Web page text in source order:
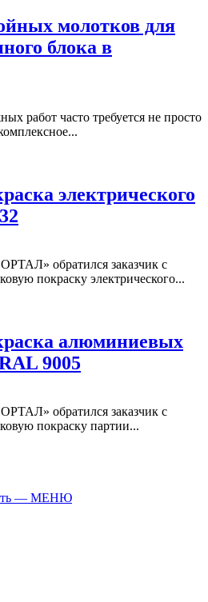
молотков для
блока в
работ часто требуется не просто
электрического
обратился заказчик с
покраску электрического...
алюминиевых
9005
обратился заказчик с
покраску партии...
— МЕНЮ